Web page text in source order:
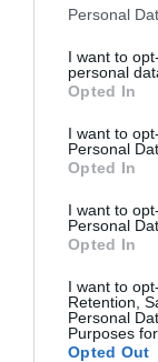
Personal
I want to
personal
Opted In
I want to
Personal
Opted In
I want to
Personal
Opted In
I want to
Retention,
Personal
Purposes
Opted Out